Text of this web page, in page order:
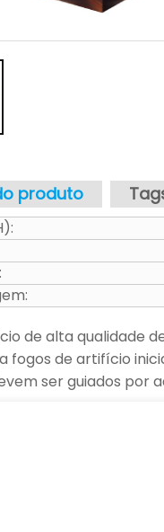
produto
de alta qualidade
fogos de artifício
ser guiados por